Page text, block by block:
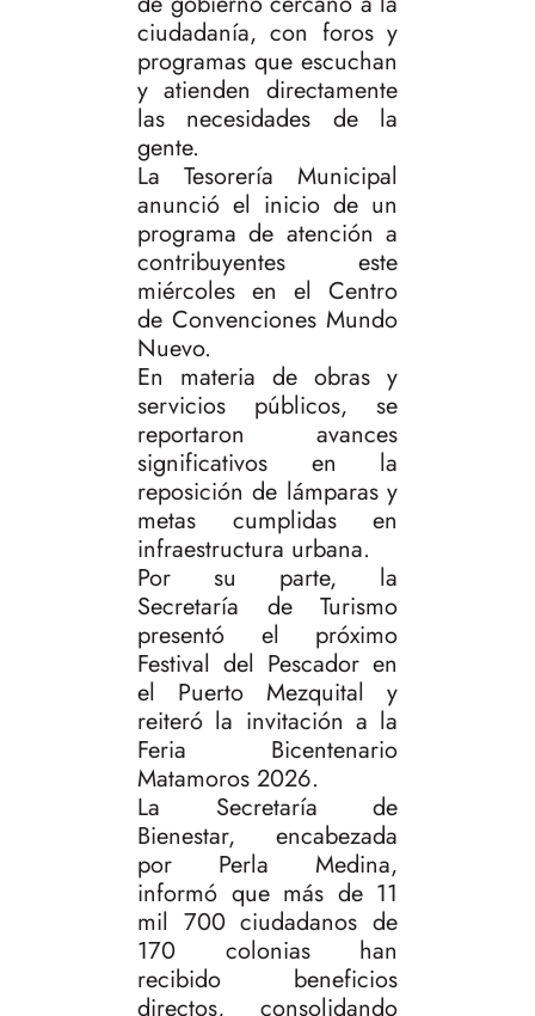
ciudadanía, con foros y
programas que escuchan
y atienden directamente
las necesidades de la
gente.
La Tesorería Municipal
anunció el inicio de un
programa de atención a
contribuyentes este
miércoles en el Centro
de Convenciones Mundo
Nuevo.
En materia de obras y
servicios públicos, se
reportaron avances
significativos en la
reposición de lámparas y
metas cumplidas en
infraestructura urbana.
Por su parte, la
Secretaría de Turismo
presentó el próximo
Festival del Pescador en
el Puerto Mezquital y
reiteró la invitación a la
Feria Bicentenario
Matamoros 2026.
La Secretaría de
Bienestar, encabezada
por Perla Medina,
informó que más de 11
mil 700 ciudadanos de
170 colonias han
recibido beneficios
directos, consolidando